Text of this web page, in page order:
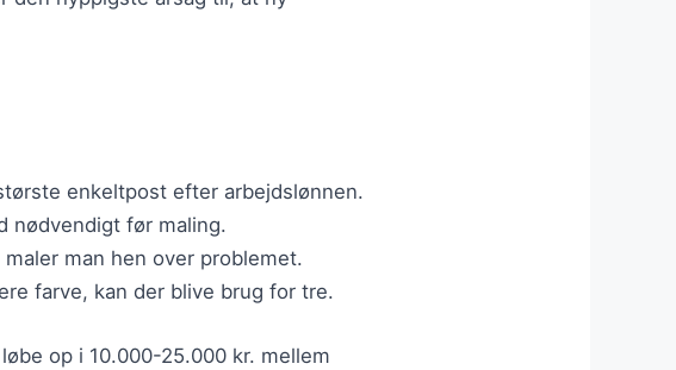
enkeltpost efter arbejdslønnen.
nødvendigt før maling.
man hen over problemet.
farve, kan der blive brug for tre.
op i 10.000-25.000 kr. mellem